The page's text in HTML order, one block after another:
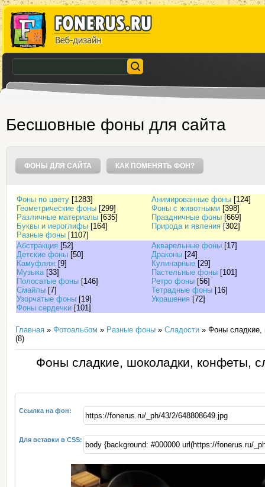
Бесшовные фоны для сайта
ФОНЫ ДЛЯ САЙТА КАК ПОМЕНЯТЬ ФОН?
Фоны по цвету [1283] Анимированные фоны [124]
Геометрические фоны [299] Фоны с животными [398]
Различные материалы [635] Праздничные фоны [669]
Буквы и иероглифы [164] Природа и явления [302]
Разные фоны [1107]
Абстракция [52] Акварельные фоны [17]
Детские фоны [50] Драконы [24]
Камуфляж [9] Кулинарные [29]
Музыка [33] Пастельные фоны [101]
Полосатые фоны [146] Ретро фоны [56]
Смайлы [7] Тетрадные фоны [16]
Узорчатые фоны [19] Украшения [72]
Фоны сердечки [101]
Главная » Фотоальбом » Разные фоны » Сладости » Фоны сладкие,
(8)
Фоны сладкие, шоколадки, конфеты,
Ссылка на фон:
Для вставки в CSS: